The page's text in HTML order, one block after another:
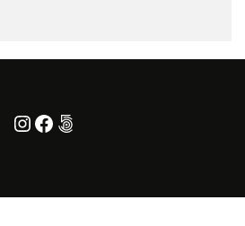
Instagram
Facebook
500px